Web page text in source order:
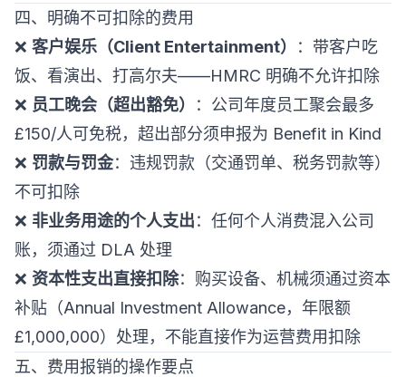
四、明确不可扣除的费用
❌ 客户娱乐（Client Entertainment）
：带客户吃
饭、看演出、打高尔夫——HMRC 明确不允许扣除
❌ 员工晚会（超出豁免）
：公司年度员工聚会最多
£150/人可免税，超出部分须申报为 Benefit in Kind
❌ 罚款与罚金：违规罚款（交通罚单、税务罚款等）
不可扣除
❌ 非业务用途的个人支出：任何个人消费混入公司
账，须通过 DLA 处理
❌ 资本性支出直接扣除：购买设备、机械须通过资本
补贴（Annual Investment Allowance，年限额
£1,000,000）处理，不能直接作为运营费用扣除
五、费用报销的操作要点